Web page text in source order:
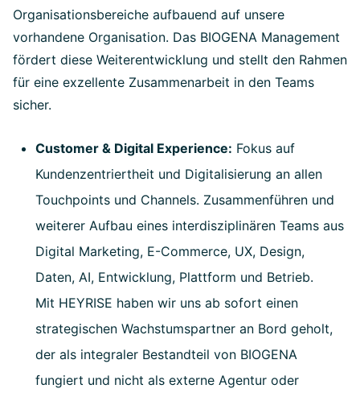
Organisationsbereiche aufbauend auf unsere
vorhandene Organisation. Das BIOGENA Management
fördert diese Weiterentwicklung und stellt den Rahmen
für eine exzellente Zusammenarbeit in den Teams
sicher.
Customer & Digital Experience: Fokus auf
Kundenzentriertheit und Digitalisierung an allen
Touchpoints und Channels. Zusammenführen und
weiterer Aufbau eines interdisziplinären Teams aus
Digital Marketing, E-Commerce, UX, Design,
Daten, AI, Entwicklung, Plattform und Betrieb.
Mit HEYRISE haben wir uns ab sofort einen
strategischen Wachstumspartner an Bord geholt,
der als integraler Bestandteil von BIOGENA
fungiert und nicht als externe Agentur oder